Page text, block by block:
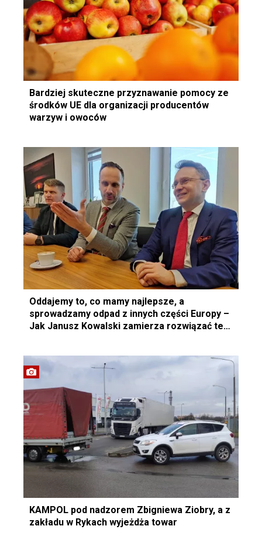
Bardziej skuteczne przyznawanie pomocy ze
środków UE dla organizacji producentów
warzyw i owoców
Oddajemy to, co mamy najlepsze, a
sprowadzamy odpad z innych części Europy –
Jak Janusz Kowalski zamierza rozwiązać ten
KAMPOL pod nadzorem Zbigniewa Ziobry, a z
zakładu w Rykach wyjeżdża towar